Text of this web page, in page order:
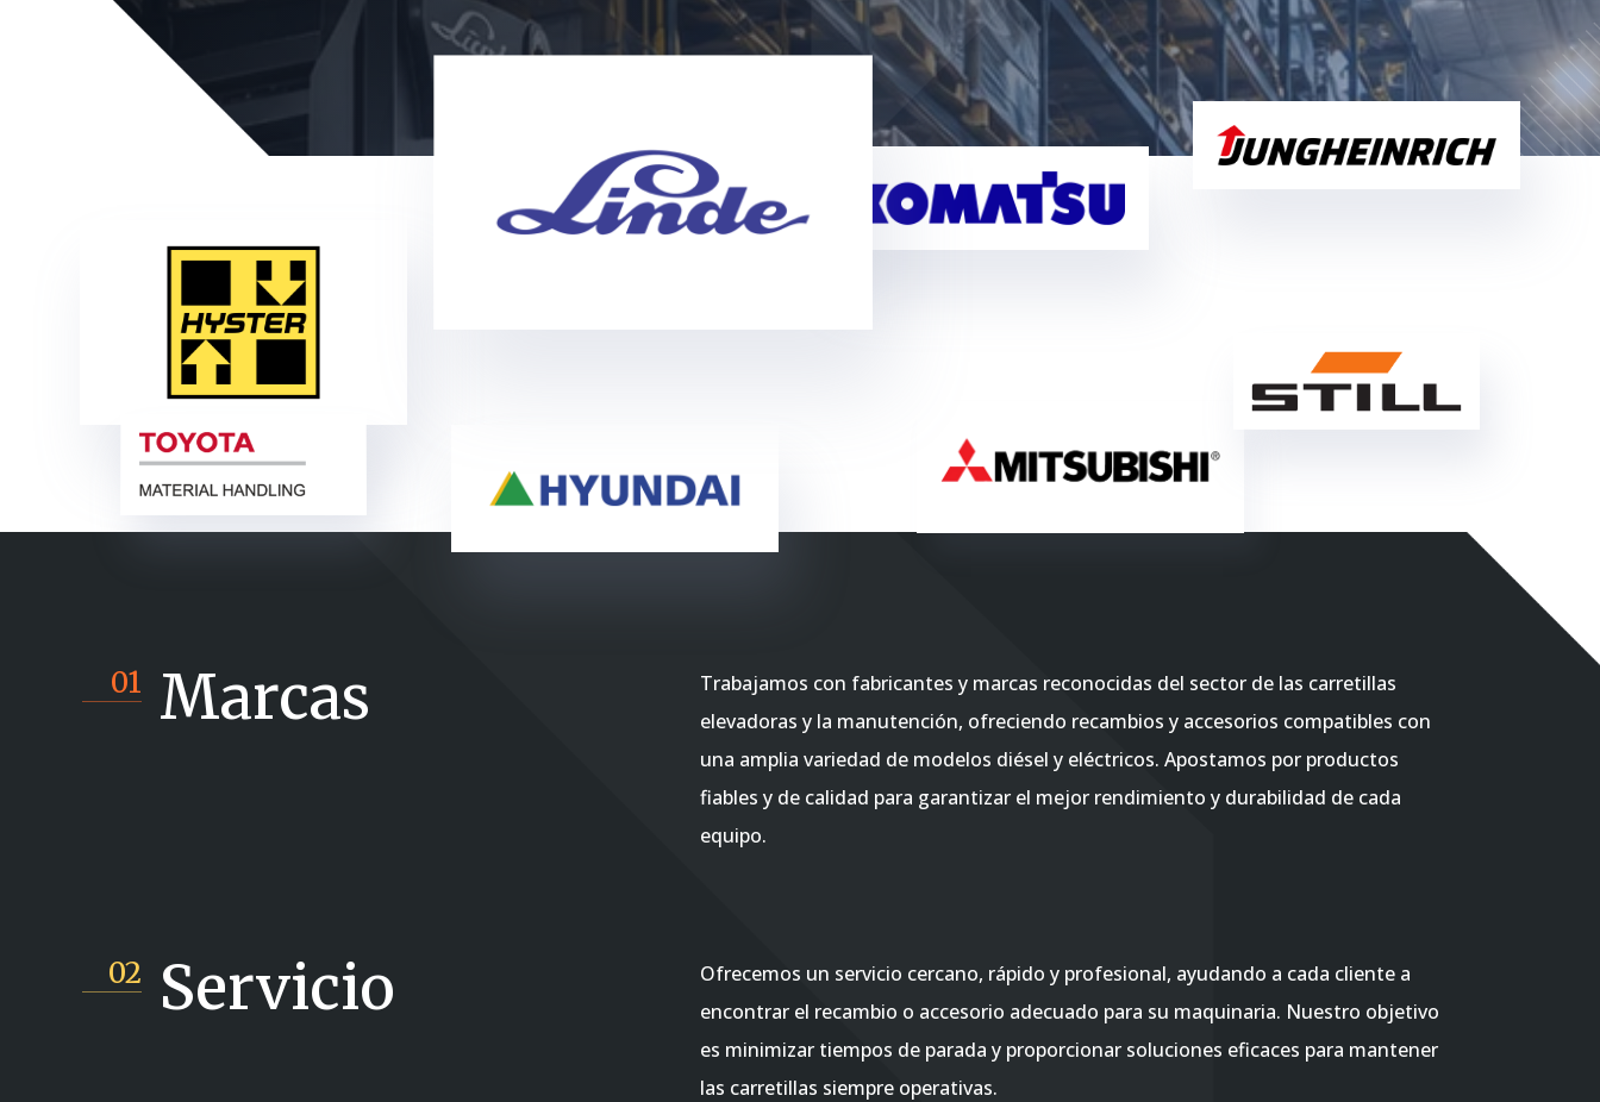
01 Marcas
Trabajamos con fabricantes y marcas reconocidas del sector de las carretillas
elevadoras y la manutención, ofreciendo recambios y accesorios compatibles con
una amplia variedad de modelos diésel y eléctricos. Apostamos por productos
fiables y de calidad para garantizar el mejor rendimiento y durabilidad de cada
equipo.
02 Servicio
Ofrecemos un servicio cercano, rápido y profesional, ayudando a cada cliente a
encontrar el recambio o accesorio adecuado para su maquinaria. Nuestro objetivo
es minimizar tiempos de parada y proporcionar soluciones eficaces para mantener
las carretillas siempre operativas.